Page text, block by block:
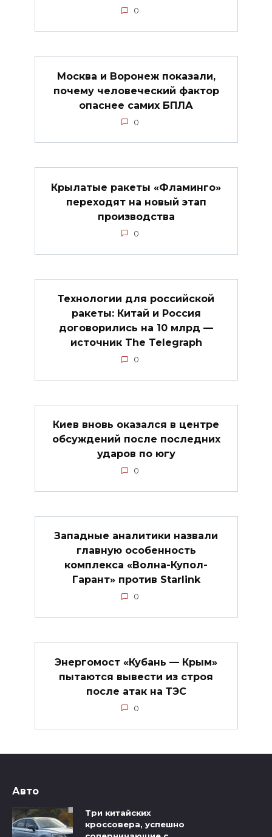
0
Москва и Воронеж показали,
почему человеческий фактор
опаснее самих БПЛА
0
Крылатые ракеты «Фламинго»
переходят на новый этап
производства
0
Технологии для российской
ракеты: Китай и Россия
договорились на 10 млрд —
источник The Telegraph
0
Киев вновь оказался в центре
обсуждений после последних
ударов по югу
0
Западные аналитики назвали
главную особенность
комплекса «Волна-Купол-
Гарант» против Starlink
0
Энергомост «Кубань — Крым»
пытаются вывести из строя
после атак на ТЭС
0
Авто
Три китайских
кроссовера, успешно